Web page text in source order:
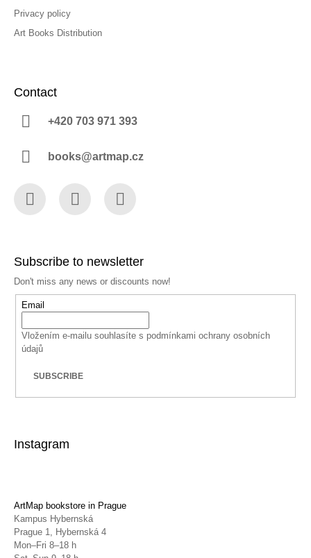
Privacy policy
Art Books Distribution
Contact
+420 703 971 393
books@artmap.cz
Subscribe to newsletter
Don't miss any news or discounts now!
Email
Vložením e-mailu souhlasíte s podmínkami ochrany osobních
údajů
SUBSCRIBE
Instagram
ArtMap bookstore in Prague
Kampus Hybernská
Prague 1, Hybernská 4
Mon–Fri 8–18 h